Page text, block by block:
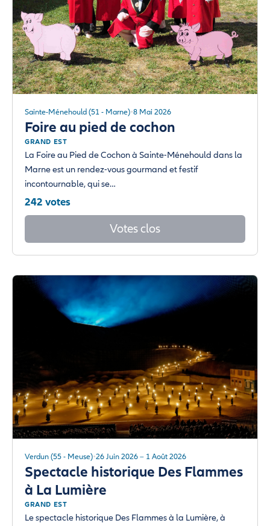
Sainte-Ménehould (51 - Marne) 8 Mai 2026
Foire au pied de cochon
GRAND EST
La Foire au Pied de Cochon à Sainte-Ménehould dans la
Marne est un rendez-vous gourmand et festif
incontournable, qui se…
242 votes
Votes clos
Verdun (55 - Meuse) 26 Juin 2026 – 1 Août 2026
Spectacle historique Des Flammes
à La Lumière
GRAND EST
Le spectacle historique Des Flammes à la Lumière, à